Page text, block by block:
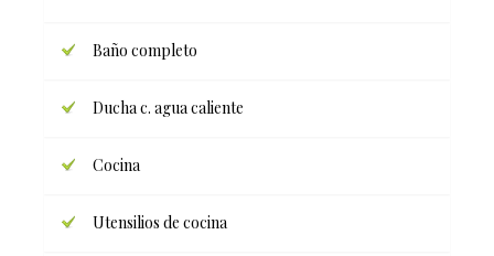
Baño completo
Ducha c. agua caliente
Cocina
Utensilios de cocina